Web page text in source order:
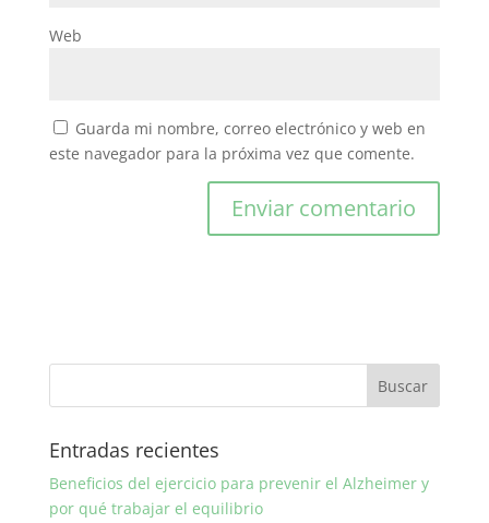
Web
Guarda mi nombre, correo electrónico y web en
este navegador para la próxima vez que comente.
Entradas recientes
Beneficios del ejercicio para prevenir el Alzheimer y
por qué trabajar el equilibrio